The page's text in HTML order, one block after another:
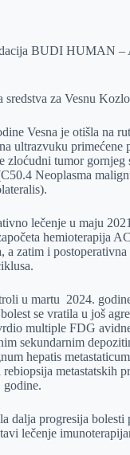
BUDI HUMAN –
sredstva za Vesnu
Vesna je otišla na
ultrazvuku primećene
zloćudni tumor gornjeg
Neoplasma
lečenje u maju
hemioterapija
zatim i postoperativna
u martu 2024.
se vratila u još
multiple FDG
sekundarnim
hepatis
metastatskih
godine.
dalja progresija bolesti
lečenje